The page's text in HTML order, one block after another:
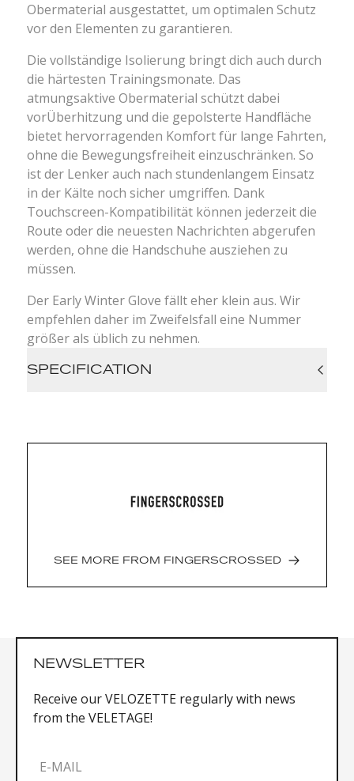
Obermaterial ausgestattet, um optimalen Schutz
vor den Elementen zu garantieren.
Die vollständige Isolierung bringt dich auch durch
die härtesten Trainingsmonate. Das
atmungsaktive Obermaterial schützt dabei
vorÜberhitzung und die gepolsterte Handfläche
bietet hervorragenden Komfort für lange Fahrten,
ohne die Bewegungsfreiheit einzuschränken. So
ist der Lenker auch nach stundenlangem Einsatz
in der Kälte noch sicher umgriffen. Dank
Touchscreen-Kompatibilität können jederzeit die
Route oder die neuesten Nachrichten abgerufen
werden, ohne die Handschuhe ausziehen zu
müssen.
Der Early Winter Glove fällt eher klein aus. Wir
empfehlen daher im Zweifelsfall eine Nummer
größer als üblich zu nehmen.
SPECIFICATION
Windproof
Touch-screen compatibility
60% Polyamide, 40% Polyurethane / External
SEE MORE FROM FINGERSCROSSED
NEWSLETTER
Receive our VELOZETTE regularly with news
from the VELETAGE!
E-MAIL